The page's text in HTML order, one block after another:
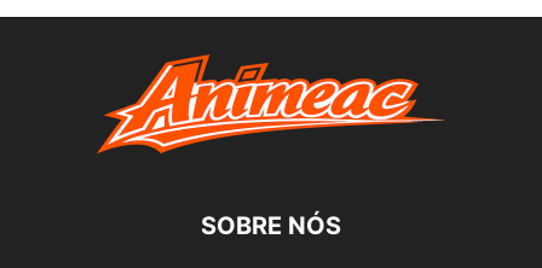
SOBRE NÓS